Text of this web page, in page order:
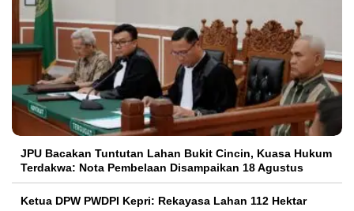
JPU Bacakan Tuntutan Lahan Bukit Cincin, Kuasa Hukum
Terdakwa: Nota Pembelaan Disampaikan 18 Agustus
Ketua DPW PWDPI Kepri: Rekayasa Lahan 112 Hektar